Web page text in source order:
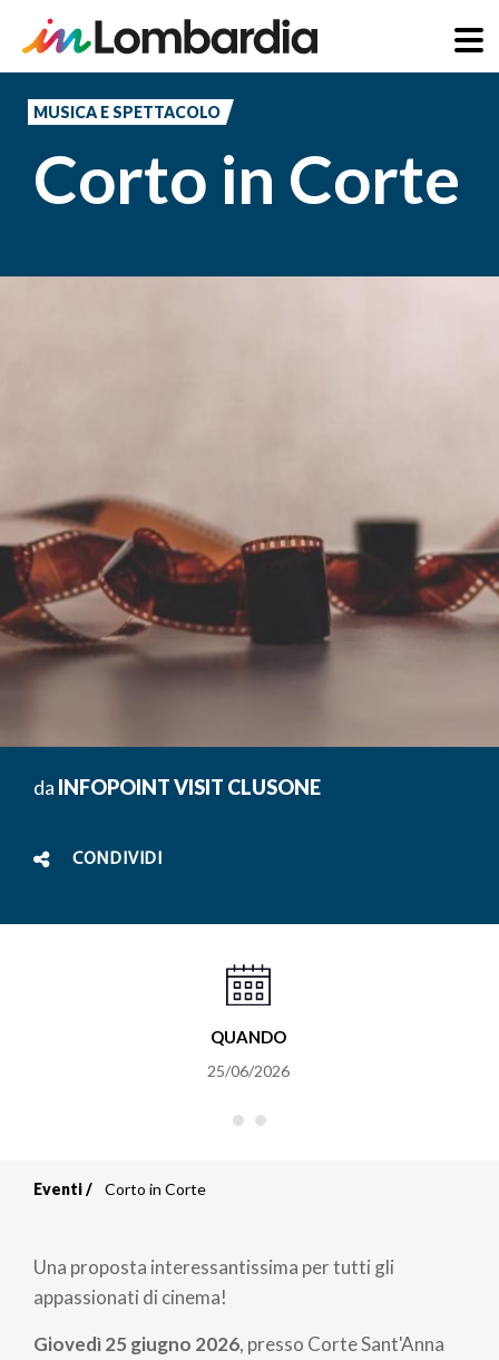
principale
MUSICA E SPETTACOLO
Corto in Corte
da INFOPOINT VISIT CLUSONE
CONDIVIDI
QUANDO
25/06/2026
di
pane
Eventi Corto in Corte
Una proposta interessantissima per tutti gli
appassionati di cinema!
Giovedì 25 giugno 2026, presso Corte Sant'Anna